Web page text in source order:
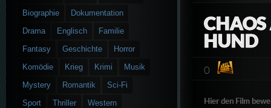
HUND
0
Hier den Film
Biographie
Dokumentation
Drama
Englisch
Familie
Fantasy
Geschichte
Horror
Komödie
Krieg Krimi
Musik
Mystery
Romantik
Sci-Fi
Sport
Thriller
Western